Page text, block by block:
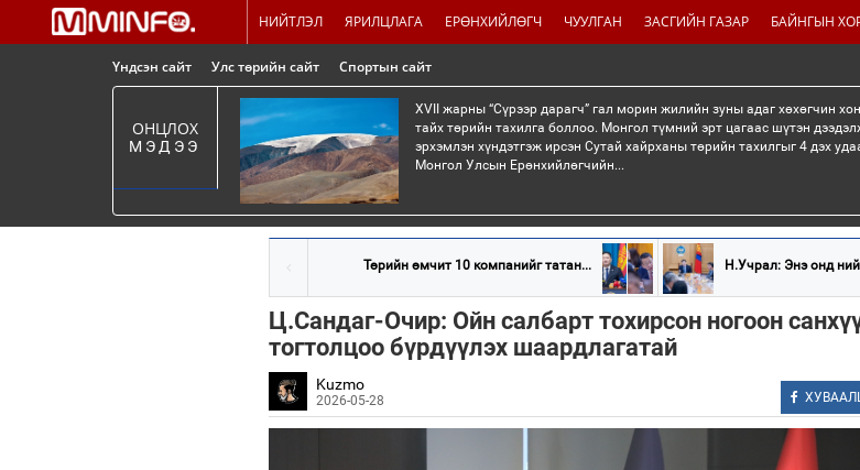
НИЙТЛЭЛ ЯРИЛЦЛАГА ЕРӨНХИЙЛӨГЧ ЧУУЛГАН ЗАСГИЙН ГАЗАР БАЙНГЫН
Үндсэн сайт Улс төрийн сайт Спортын сайт
ОНЦЛОХ
МЭДЭЭ
XVII жарны “Сүрээр дарагч” гал морин жилийн зуны адаг хөхөгчин
тайх төрийн тахилга боллоо. Монгол түмний эрт цагаас шүтэн
эрхэмлэн хүндэтгэж ирсэн Сутай хайрханы төрийн тахилгыг 4 дэх
Монгол Улсын Ерөнхийлөгчийн...
Төрийн өмчит 10 компанийг татан... Н.Учрал: Энэ онд
Ц.Сандаг-Очир: Ойн салбарт тохирсон ногоон
тогтолцоо бүрдүүлэх шаардлагатай
Kuzmo
2026-05-28